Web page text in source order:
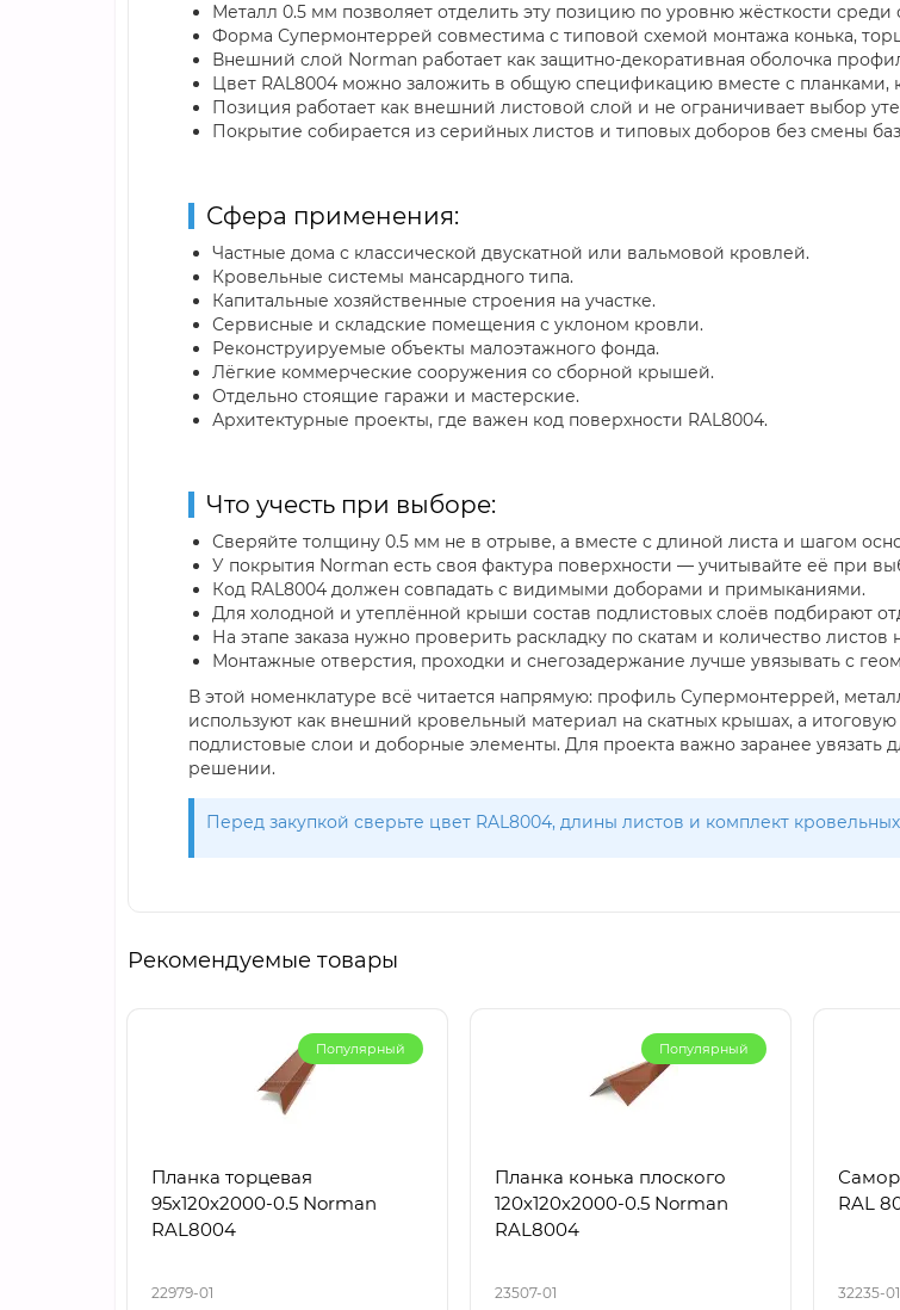
Металл 0.5 мм позволяет отделить эту позицию по уровню жёсткости
Форма Супермонтеррей совместима с типовой схемой монтажа конька,
Внешний слой Norman работает как защитно-декоративная оболочка
Цвет RAL8004 можно заложить в общую спецификацию вместе с планками,
Позиция работает как внешний листовой слой и не ограничивает выбор
Покрытие собирается из серийных листов и типовых доборов без смены
Сфера применения:
Частные дома с классической двускатной или вальмовой кровлей.
Кровельные системы мансардного типа.
Капитальные хозяйственные строения на участке.
Сервисные и складские помещения с уклоном кровли.
Реконструируемые объекты малоэтажного фонда.
Лёгкие коммерческие сооружения со сборной крышей.
Отдельно стоящие гаражи и мастерские.
Архитектурные проекты, где важен код поверхности RAL8004.
Что учесть при выборе:
Сверяйте толщину 0.5 мм не в отрыве, а вместе с длиной листа и шагом
У покрытия Norman есть своя фактура поверхности — учитывайте её при
Код RAL8004 должен совпадать с видимыми доборами и примыканиями.
Для холодной и утеплённой крыши состав подлистовых слоёв подбирают
На этапе заказа нужно проверить раскладку по скатам и количество листов
Монтажные отверстия, проходки и снегозадержание лучше увязывать с
В этой номенклатуре всё читается напрямую: профиль Супермонтеррей,
используют как внешний кровельный материал на скатных крышах, а
подлистовые слои и доборные элементы. Для проекта важно заранее
решении.
Перед закупкой сверьте цвет RAL8004, длины листов и комплект
Рекомендуемые товары
Популярный
Планка торцевая
95х120х2000-0.5 Norman
RAL8004
22979-01
Популярный
Планка конька плоского
120х120х2000-0.5 Norman
RAL8004
23507-01
RAL
32235-01